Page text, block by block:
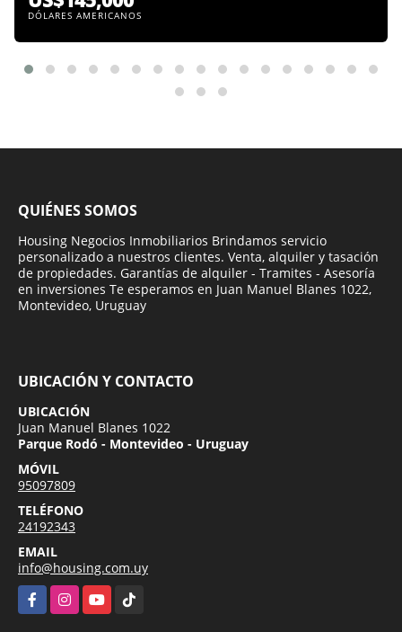
DÓLARES AMERICANOS
QUIÉNES SOMOS
Housing Negocios Inmobiliarios Brindamos servicio
personalizado a nuestros clientes. Venta, alquiler y tasación
de propiedades. Garantías de alquiler - Tramites - Asesoría
en inversiones Te esperamos en Juan Manuel Blanes 1022,
Montevideo, Uruguay
UBICACIÓN Y CONTACTO
UBICACIÓN
Juan Manuel Blanes 1022
Parque Rodó - Montevideo - Uruguay
MÓVIL
95097809
TELÉFONO
24192343
EMAIL
info@housing.com.uy
FacebookInstagramYouTubeTikTok